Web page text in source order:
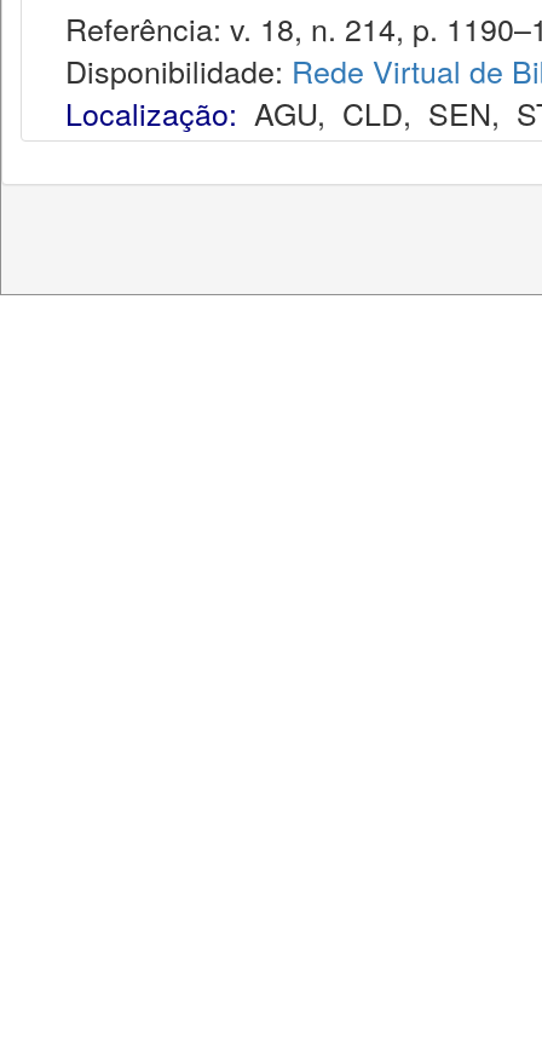
Referência: v. 18, n. 214, p.
Disponibilidade: Rede Virtual de
Localização: AGU, CLD, SEN,